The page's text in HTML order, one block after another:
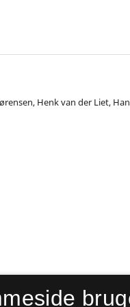
Henk van der Liet,